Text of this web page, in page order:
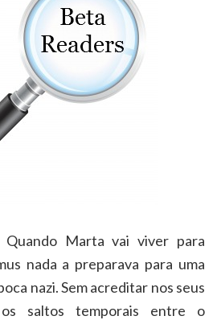
Marta vai viver para
nada a preparava para uma
nazi. Sem acreditar nos seus
saltos temporais entre o